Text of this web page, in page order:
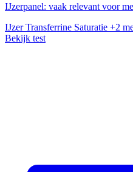
IJzerpanel: vaak relevant voor
IJzerTransferrine Saturatie +2
Bekijk test